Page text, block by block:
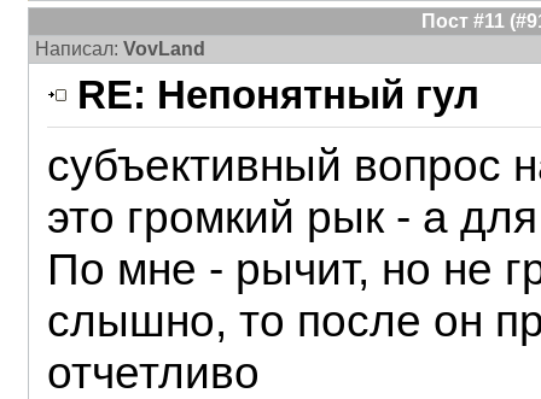
Пост #11
Написал: VovLand
RE: Непонятный гул
субъективный вопрос
это громкий рык - а
По мне - рычит, но не
слышно, то после он
отчетливо